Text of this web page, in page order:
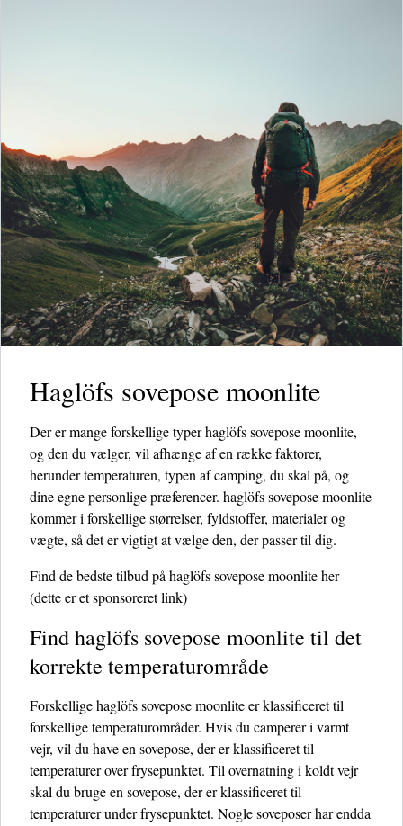
Haglöfs sovepose moonlite
Der er mange forskellige typer haglöfs sovepose moonlite,
og den du vælger, vil afhænge af en række faktorer,
herunder temperaturen, typen af ​​camping, du skal på, og
dine egne personlige præferencer. haglöfs sovepose moonlite
kommer i forskellige størrelser, fyldstoffer, materialer og
vægte, så det er vigtigt at vælge den, der passer til dig.
Find de bedste tilbud på haglöfs sovepose moonlite her
(dette er et sponsoreret link)
Find haglöfs sovepose moonlite til det
korrekte temperaturområde
Forskellige haglöfs sovepose moonlite er klassificeret til
forskellige temperaturområder. Hvis du camperer i varmt
vejr, vil du have en sovepose, der er klassificeret til
temperaturer over frysepunktet. Til overnatning i koldt vejr
skal du bruge en sovepose, der er klassificeret til
temperaturer under frysepunktet. Nogle soveposer har endda